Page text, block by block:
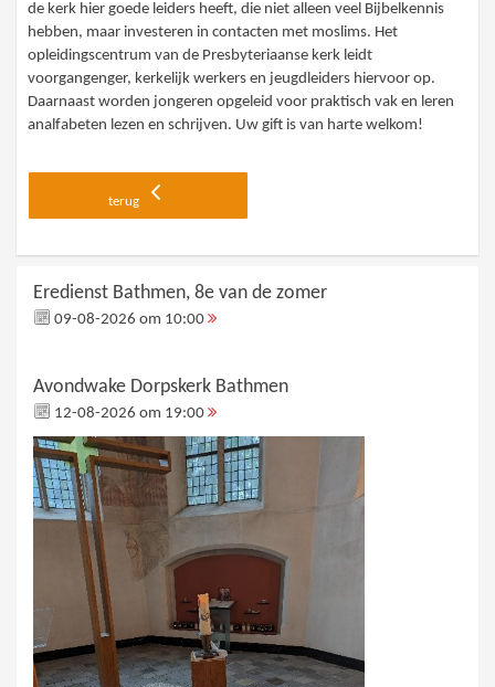
de kerk hier goede leiders heeft, die niet alleen veel Bijbelkennis
hebben, maar investeren in contacten met moslims. Het
opleidingscentrum van de Presbyteriaanse kerk leidt
voorgangenger, kerkelijk werkers en jeugdleiders hiervoor op.
Daarnaast worden jongeren opgeleid voor praktisch vak en leren
analfabeten lezen en schrijven. Uw gift is van harte welkom!
terug
Eredienst Bathmen, 8e van de zomer
09-08-2026 om 10:00
Avondwake Dorpskerk Bathmen
12-08-2026 om 19:00